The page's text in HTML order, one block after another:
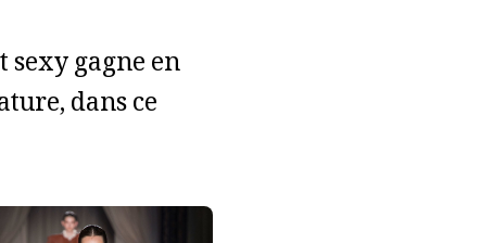
sexy gagne en
dans ce